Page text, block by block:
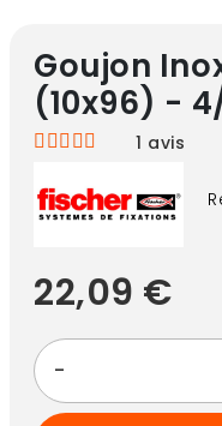
Goujon
(10x96) -
1 avis
22,09 €
-